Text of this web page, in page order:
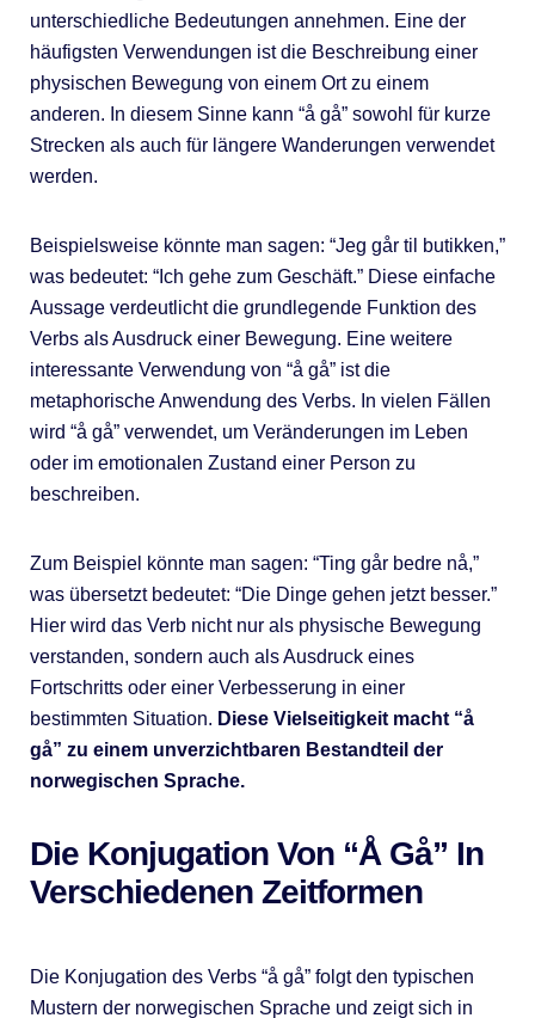
unterschiedliche Bedeutungen annehmen. Eine der
häufigsten Verwendungen ist die Beschreibung einer
physischen Bewegung von einem Ort zu einem
anderen. In diesem Sinne kann “å gå” sowohl für kurze
Strecken als auch für längere Wanderungen verwendet
werden.
Beispielsweise könnte man sagen: “Jeg går til butikken,”
was bedeutet: “Ich gehe zum Geschäft.” Diese einfache
Aussage verdeutlicht die grundlegende Funktion des
Verbs als Ausdruck einer Bewegung. Eine weitere
interessante Verwendung von “å gå” ist die
metaphorische Anwendung des Verbs. In vielen Fällen
wird “å gå” verwendet, um Veränderungen im Leben
oder im emotionalen Zustand einer Person zu
beschreiben.
Zum Beispiel könnte man sagen: “Ting går bedre nå,”
was übersetzt bedeutet: “Die Dinge gehen jetzt besser.”
Hier wird das Verb nicht nur als physische Bewegung
verstanden, sondern auch als Ausdruck eines
Fortschritts oder einer Verbesserung in einer
bestimmten Situation. Diese Vielseitigkeit macht “å
gå” zu einem unverzichtbaren Bestandteil der
norwegischen Sprache.
Die Konjugation Von “Å Gå” In
Verschiedenen Zeitformen
Die Konjugation des Verbs “å gå” folgt den typischen
Mustern der norwegischen Sprache und zeigt sich in